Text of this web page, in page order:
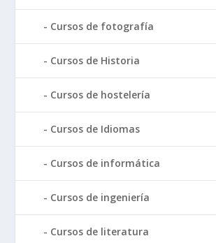
Cursos de fotografía
Cursos de Historia
Cursos de hostelería
Cursos de Idiomas
Cursos de informática
Cursos de ingeniería
Cursos de literatura